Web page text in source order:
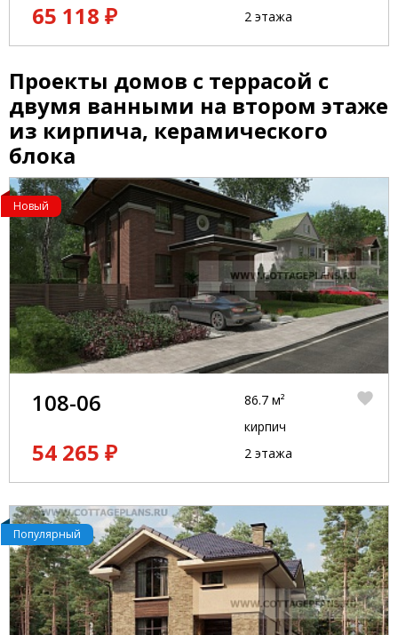
65 118 ₽
2 этажа
Проекты домов с террасой с
двумя ванными на втором этаже
из кирпича, керамического
блока
Новый
108-06
54 265 ₽
86.7 м²
кирпич
2 этажа
Популярный